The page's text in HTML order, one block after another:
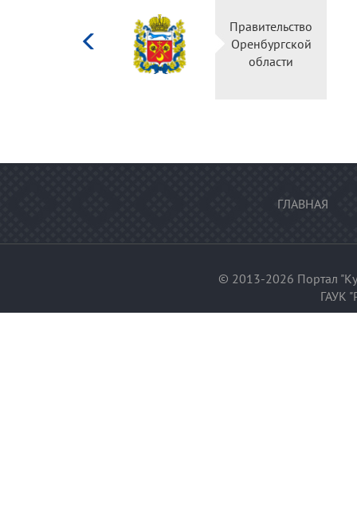
Правительство
Оренбургской
области
ГЛАВНАЯ
© 2013-2026 Портал
ГАУК